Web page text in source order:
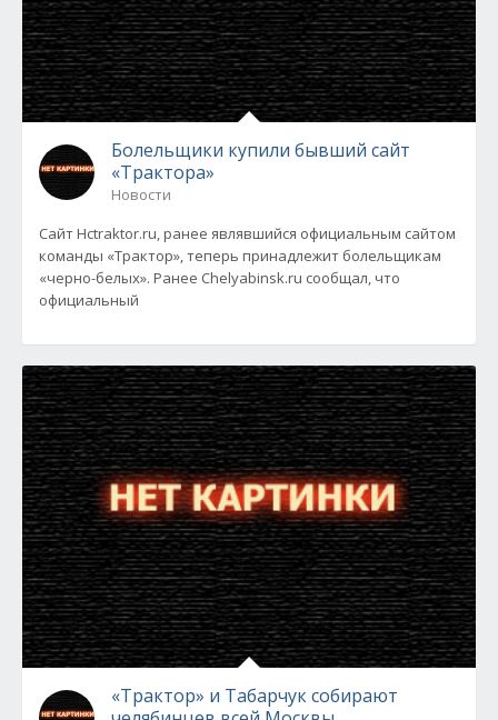
Болельщики купили бывший сайт
«Трактора»
Новости
Сайт Hctraktor.ru, ранее являвшийся официальным сайтом
команды «Трактор», теперь принадлежит болельщикам
«черно-белых». Ранее Chelyabinsk.ru сообщал, что
официальный
«Трактор» и Табарчук собирают